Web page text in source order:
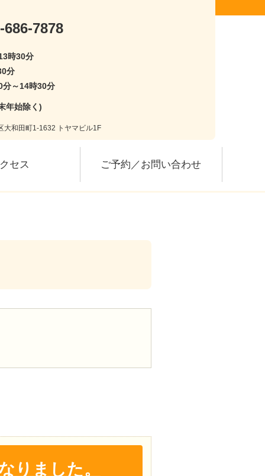
686-7878
時30分
分
分～14時30分
年始除く)
和田町1-1632 トヤマビル1F
セス ご予約／お問い合わせ
りました。